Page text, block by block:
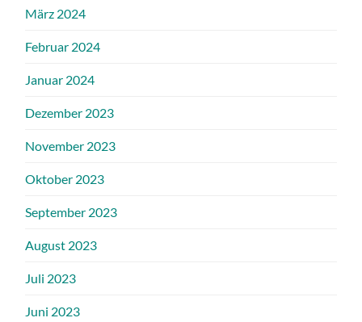
März 2024
Februar 2024
Januar 2024
Dezember 2023
November 2023
Oktober 2023
September 2023
August 2023
Juli 2023
Juni 2023